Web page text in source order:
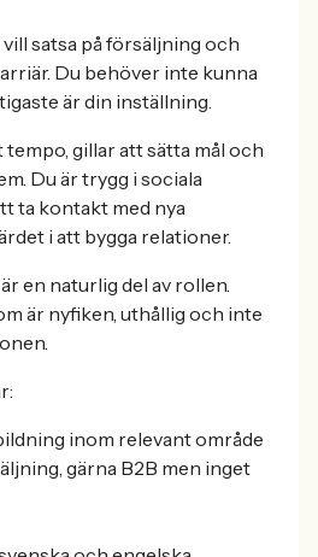
satsa på försäljning och
Du behöver inte kunna
är din inställning.
gillar att sätta mål och
Du är trygg i sociala
ta kontakt med nya
i att bygga relationer.
en naturlig del av rollen.
är nyfiken, uthållig och inte
inom relevant område
gärna B2B men inget